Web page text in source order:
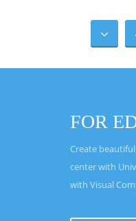
FOR
Create
center with
with Visual